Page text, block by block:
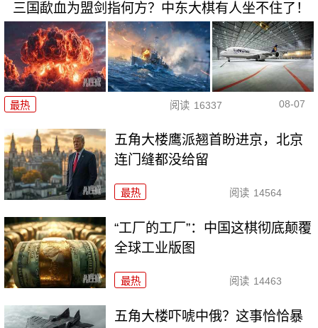
三国歃血为盟剑指何方？中东大棋有人坐不住了！
最热 阅读 16337 08-07
五角大楼鹰派翘首盼进京，北京
连门缝都没给留
最热 阅读 14564
“工厂的工厂”：中国这棋彻底颠覆
全球工业版图
最热 阅读 14463
五角大楼吓唬中俄？这事恰恰暴